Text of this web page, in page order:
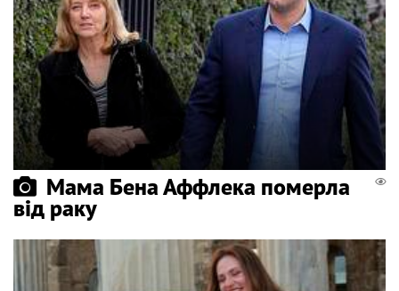
Мама Бена Аффлека померла
від раку